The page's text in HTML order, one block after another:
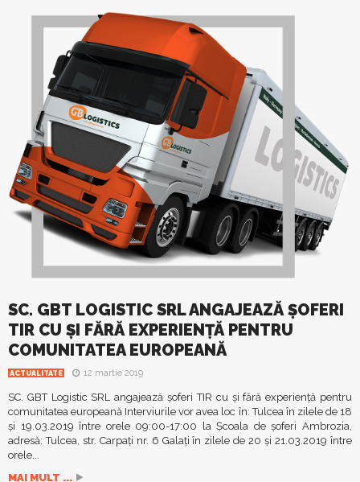
SC. GBT LOGISTIC SRL ANGAJEAZĂ ŞOFERI
TIR CU ŞI FĂRĂ EXPERIENŢĂ PENTRU
COMUNITATEA EUROPEANĂ
ACTUALITATE 12 martie 2019
SC. GBT Logistic SRL angajează şoferi TIR cu şi fără experienţă pentru
comunitatea europeană Interviurile vor avea loc în: Tulcea în zilele de 18
şi 19.03.2019 între orele 09:00-17:00 la Şcoala de şoferi Ambrozia,
adresă: Tulcea, str. Carpaţi nr. 6 Galaţi în zilele de 20 şi 21.03.2019 între
orele...
MAI MULT ...